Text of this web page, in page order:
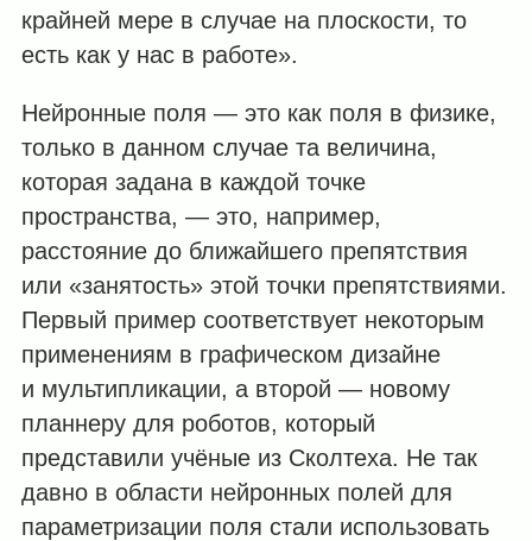
крайней мере в случае на плоскости, то
есть как у нас в работе».
Нейронные поля — это как поля в физике,
только в данном случае та величина,
которая задана в каждой точке
пространства, — это, например,
расстояние до ближайшего препятствия
или «занятость» этой точки препятствиями.
Первый пример соответствует некоторым
применениям в графическом дизайне
и мультипликации, а второй — новому
планнеру для роботов, который
представили учёные из Сколтеха. Не так
давно в области нейронных полей для
параметризации поля стали использовать